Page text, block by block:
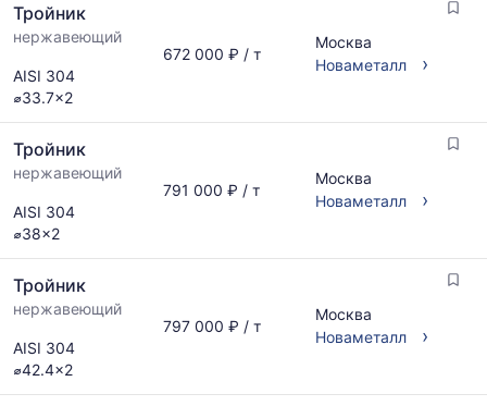
Тройник
нержавеющий
AISI 304
⌀33.7x2
672 000 ₽ / т
Москва
Новаметалл
›
Тройник
нержавеющий
AISI 304
⌀38x2
791 000 ₽ / т
Москва
Новаметалл
›
Тройник
нержавеющий
AISI 304
⌀42.4x2
797 000 ₽ / т
Москва
Новаметалл
›